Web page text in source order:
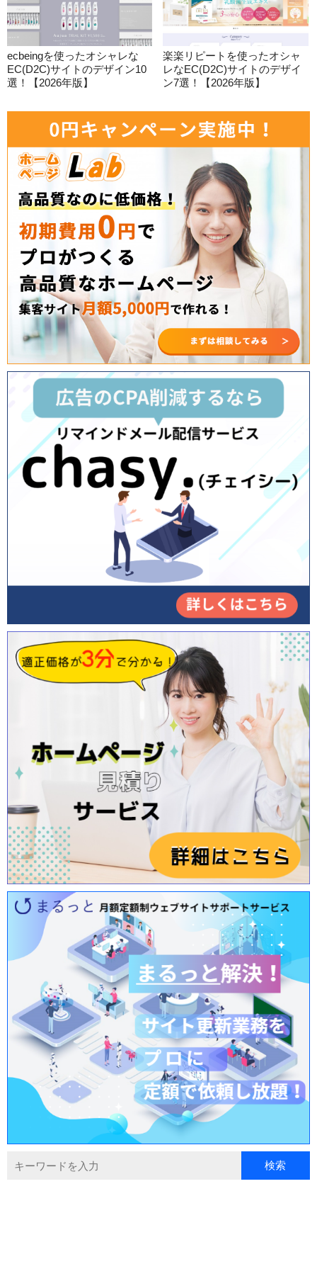
ecbeingを使ったオシャレな
EC(D2C)サイトのデザイン10
選！【2026年版】
楽楽リピートを使ったオシャ
レなEC(D2C)サイトのデザイ
ン7選！【2026年版】